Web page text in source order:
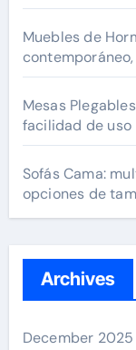
Muebles de
Mesas
facilidad de uso
Sofás Cama:
opciones de
Archives
December 2025